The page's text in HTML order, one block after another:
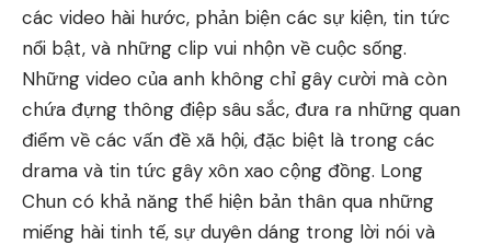
các video hài hước, phản biện các sự kiện, tin tức
nổi bật, và những clip vui nhộn về cuộc sống.
Những video của anh không chỉ gây cười mà còn
chứa đựng thông điệp sâu sắc, đưa ra những quan
điểm về các vấn đề xã hội, đặc biệt là trong các
drama và tin tức gây xôn xao cộng đồng. Long
Chun có khả năng thể hiện bản thân qua những
miếng hài tinh tế, sự duyên dáng trong lời nói và